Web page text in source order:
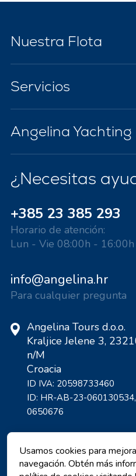
Nuestra Flota
Servicios
Angelina Yachting
¿Necesitas
+385 23 385 293
Horario de atención:
Lun - Vie 08:00h - 16:00h
info@angelina.hr
Para cualquier pregunta
Angelina Tours d.o.o.
Kraljice Jelene 3,
n/M
Croacia
ID IVA: 20598733460
ID: HR-AB-23-
0650676
Usamos cookies para
navegación. Obtén más